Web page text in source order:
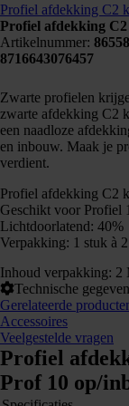
Profiel afdekking C2
Profiel afdekking
Artikelnummer:
8716643076457
Zwarte profielen
zwarte afdekking C2
een naadloze
en inbouw. Maak je
verdient.
Profiel afdekking C2
Geschikt voor Profiel
Lichtdoorlatend: 40%
Verpakking: 1 stuk à
Inhoud verpakking: 2
Technische
Gerelateerde
Accessoires
Veelgestelde vragen
Profiel
Prof 10 op/